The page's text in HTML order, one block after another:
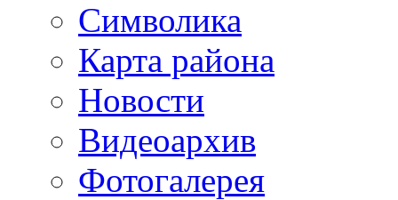
Символика
Карта района
Новости
Видеоархив
Фотогалерея